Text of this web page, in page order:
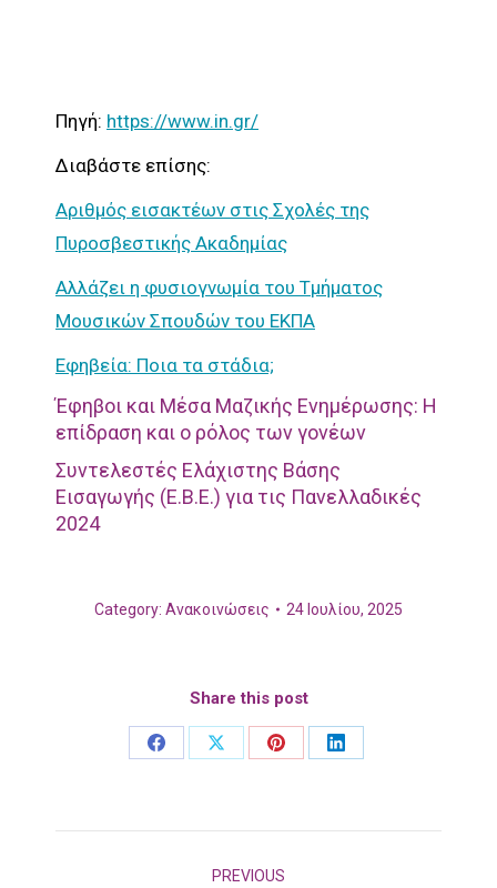
Πηγή: https://www.in.gr/
Διαβάστε επίσης:
Αριθμός εισακτέων στις Σχολές της
Πυροσβεστικής Ακαδημίας
Αλλάζει η φυσιογνωμία του Τμήματος
Μουσικών Σπουδών του ΕΚΠΑ
Εφηβεία: Ποια τα στάδια;
Έφηβοι και Μέσα Μαζικής Ενημέρωσης: Η
επίδραση και ο ρόλος των γονέων
Συντελεστές Ελάχιστης Βάσης
Εισαγωγής (Ε.Β.Ε.) για τις Πανελλαδικές
2024
Category: Ανακοινώσεις 24 Ιουλίου, 2025
Share this post
Share
Share
Share
Share
PREVIOUS